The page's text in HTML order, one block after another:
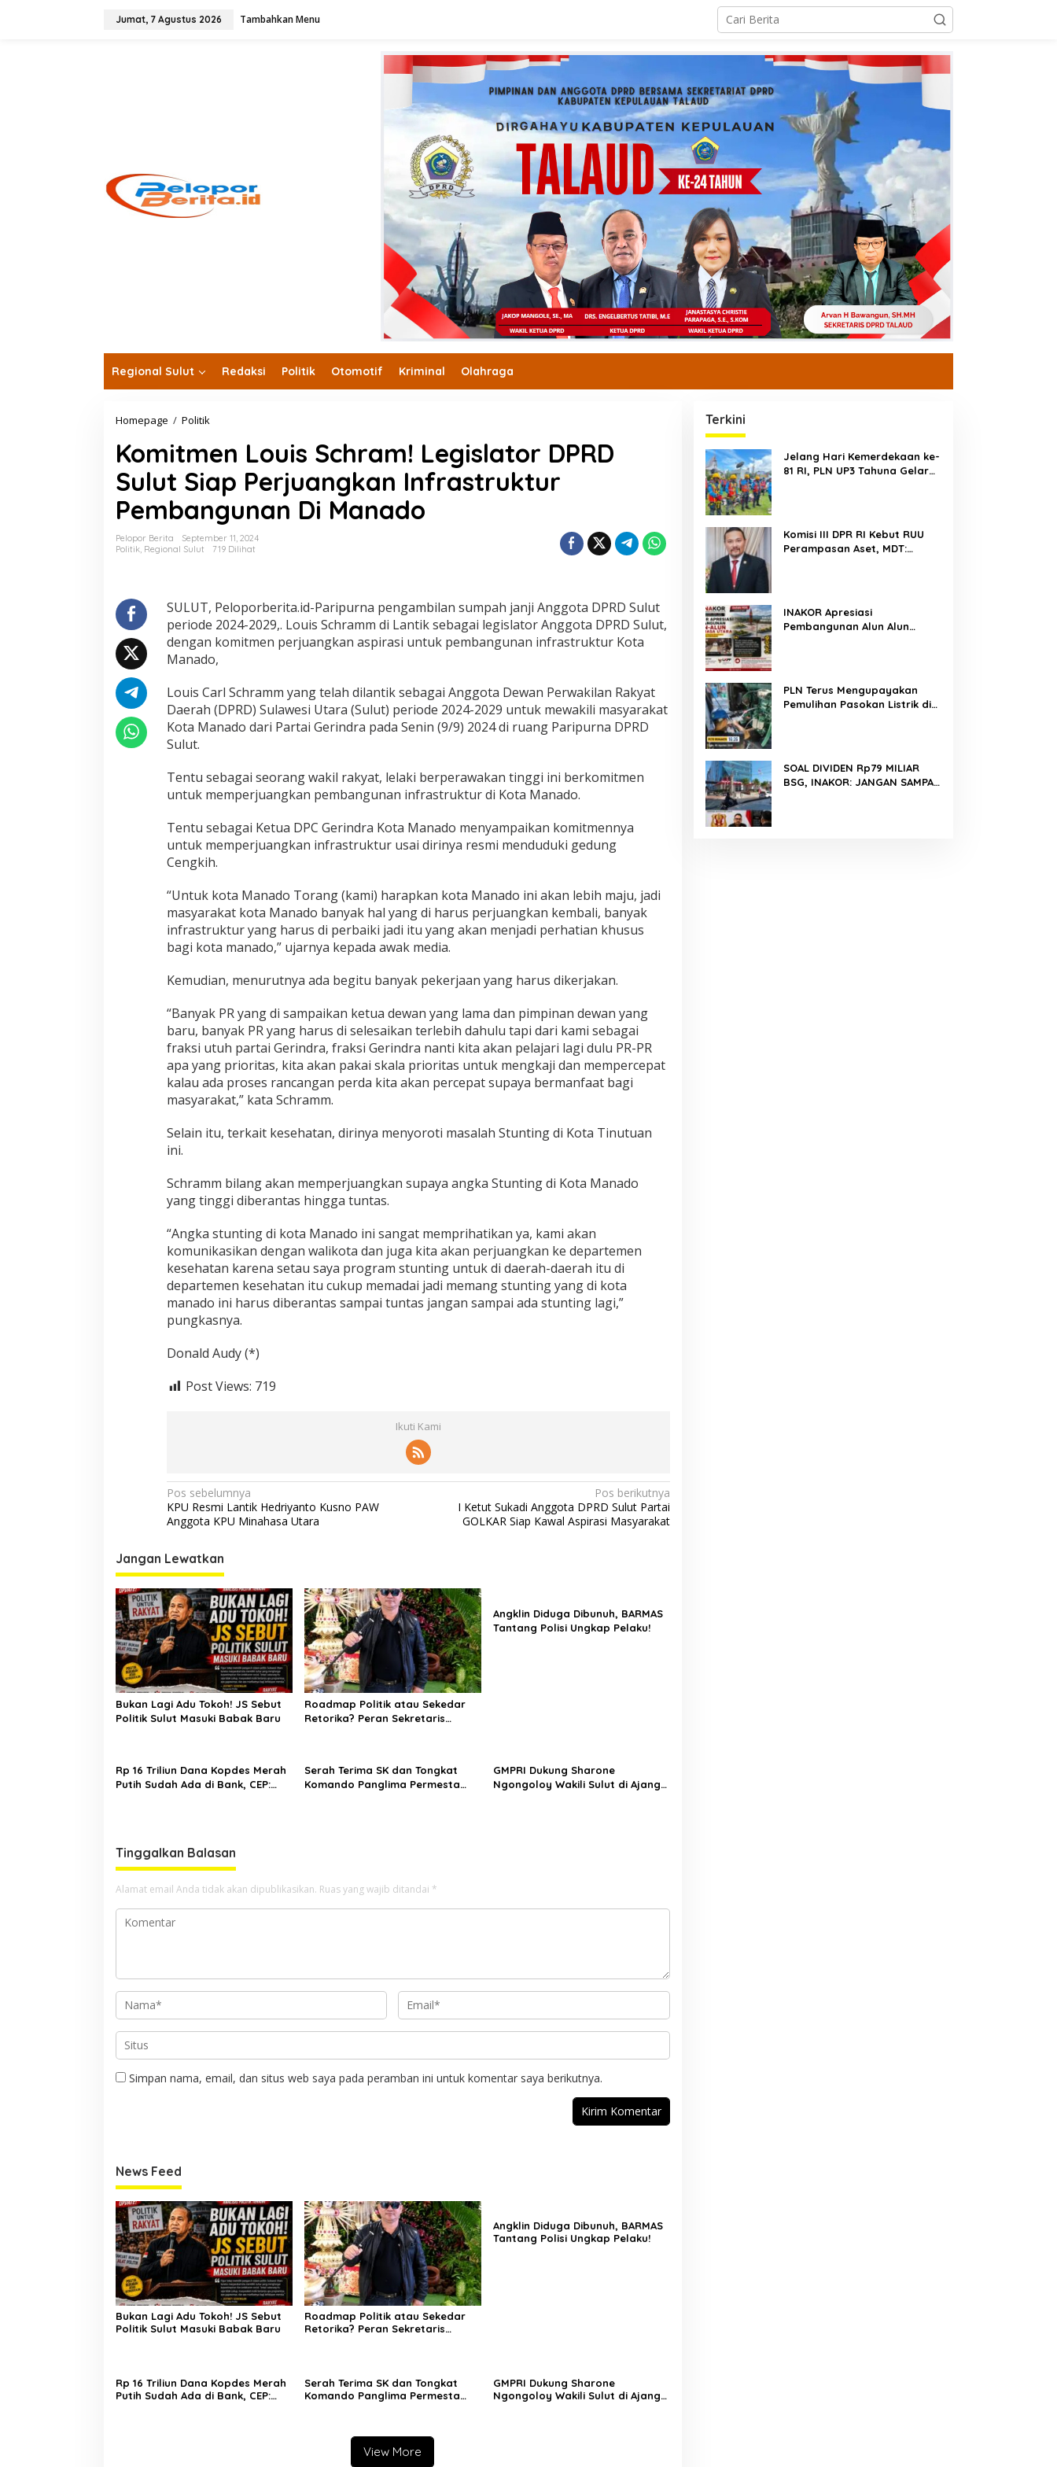
Jumat, 7 Agustus 2026 Tambahkan Menu
Regional Sulut Redaksi Politik Otomotif Kriminal Olahraga
Homepage / Politik
Schram!
Legislator
DPRD
Sulut
Siap
Perjuangkan
Infrastruktur
Pembangunan
Komitmen Louis Schram! Legislator DPRD
Sulut Siap Perjuangkan Infrastruktur
Pembangunan Di Manado
Pelopor Berita
September 11, 2024
Politik, Regional Sulut 719 Dilihat
SULUT, Peloporberita.id-Paripurna pengambilan sumpah janji Anggota DPRD Sulut
periode 2024-2029,. Louis Schramm di Lantik sebagai legislator Anggota DPRD Sulut,
dengan komitmen perjuangkan aspirasi untuk pembangunan infrastruktur Kota
Manado,
Louis Carl Schramm yang telah dilantik sebagai Anggota Dewan Perwakilan Rakyat
Daerah (DPRD) Sulawesi Utara (Sulut) periode 2024-2029 untuk mewakili masyarakat
Kota Manado dari Partai Gerindra pada Senin (9/9) 2024 di ruang Paripurna DPRD
Sulut.
Tentu sebagai seorang wakil rakyat, lelaki berperawakan tinggi ini berkomitmen
untuk memperjuangkan pembangunan infrastruktur di Kota Manado.
Tentu sebagai Ketua DPC Gerindra Kota Manado menyampaikan komitmennya
untuk memperjuangkan infrastruktur usai dirinya resmi menduduki gedung
Cengkih.
“Untuk kota Manado Torang (kami) harapkan kota Manado ini akan lebih maju, jadi
masyarakat kota Manado banyak hal yang di harus perjuangkan kembali, banyak
infrastruktur yang harus di perbaiki jadi itu yang akan menjadi perhatian khusus
bagi kota manado,” ujarnya kepada awak media.
Kemudian, menurutnya ada begitu banyak pekerjaan yang harus dikerjakan.
“Banyak PR yang di sampaikan ketua dewan yang lama dan pimpinan dewan yang
baru, banyak PR yang harus di selesaikan terlebih dahulu tapi dari kami sebagai
fraksi utuh partai Gerindra, fraksi Gerindra nanti kita akan pelajari lagi dulu PR-PR
apa yang prioritas, kita akan pakai skala prioritas untuk mengkaji dan mempercepat
kalau ada proses rancangan perda kita akan percepat supaya bermanfaat bagi
masyarakat,” kata Schramm.
Selain itu, terkait kesehatan, dirinya menyoroti masalah Stunting di Kota Tinutuan
ini.
Schramm bilang akan memperjuangkan supaya angka Stunting di Kota Manado
yang tinggi diberantas hingga tuntas.
“Angka stunting di kota Manado ini sangat memprihatikan ya, kami akan
komunikasikan dengan walikota dan juga kita akan perjuangkan ke departemen
kesehatan karena setau saya program stunting untuk di daerah-daerah itu di
departemen kesehatan itu cukup memadai jadi memang stunting yang di kota
manado ini harus diberantas sampai tuntas jangan sampai ada stunting lagi,”
pungkasnya.
Donald Audy (*)
Post Views: 719
Ikuti Kami
Navigasi
pos
Pos sebelumnya
KPU Resmi Lantik Hedriyanto Kusno PAW
Anggota KPU Minahasa Utara
Pos berikutnya
I Ketut Sukadi Anggota DPRD Sulut Partai
GOLKAR Siap Kawal Aspirasi Masyarakat
Jangan Lewatkan
Bukan Lagi Adu Tokoh! JS Sebut
Politik Sulut Masuki Babak Baru
Roadmap Politik atau Sekedar
Retorika? Peran Sekretaris
Angklin Diduga Dibunuh, BARMAS
Tantang Polisi Ungkap Pelaku!
Rp 16 Triliun Dana Kopdes Merah
Putih Sudah Ada di Bank, CEP:
Serah Terima SK dan Tongkat
Komando Panglima Permesta
GMPRI Dukung Sharone
Ngongoloy Wakili Sulut di Ajang
Tinggalkan Balasan
Alamat email Anda tidak akan dipublikasikan. Ruas yang wajib ditandai *
Simpan nama, email, dan situs web saya pada peramban ini untuk komentar saya berikutnya.
News Feed
Bukan Lagi Adu Tokoh! JS Sebut
Politik Sulut Masuki Babak Baru
Roadmap Politik atau Sekedar
Retorika? Peran Sekretaris
Angklin Diduga Dibunuh, BARMAS
Tantang Polisi Ungkap Pelaku!
Rp 16 Triliun Dana Kopdes Merah
Putih Sudah Ada di Bank, CEP:
Serah Terima SK dan Tongkat
Komando Panglima Permesta
GMPRI Dukung Sharone
Ngongoloy Wakili Sulut di Ajang
View More
Terkini
Jelang Hari Kemerdekaan ke-
81 RI, PLN UP3 Tahuna Gelar
Komisi III DPR RI Kebut RUU
Perampasan Aset, MDT:
INAKOR Apresiasi
Pembangunan Alun Alun
PLN Terus Mengupayakan
Pemulihan Pasokan Listrik di
SOAL DIVIDEN Rp79 MILIAR
BSG, INAKOR: JANGAN SAMPAI